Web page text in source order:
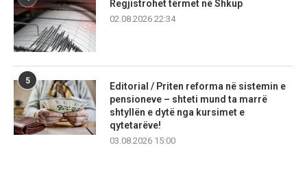
Regjistrohet tërmet në Shkup
02.08.2026 22:34
5
Editorial / Priten reforma në sistemin e
pensioneve – shteti mund ta marrë
shtyllën e dytë nga kursimet e
qytetarëve!
03.08.2026 15:00